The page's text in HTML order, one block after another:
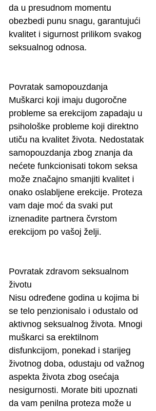
da u presudnom momentu
obezbedi punu snagu, garantujući
kvalitet i sigurnost prilikom svakog
seksualnog odnosa.
Povratak samopouzdanja
Muškarci koji imaju dugoročne
probleme sa erekcijom zapadaju u
psihološke probleme koji direktno
utiču na kvalitet života. Nedostatak
samopouzdanja zbog znanja da
nećete funkcionisati tokom seksa
može značajno smanjiti kvalitet i
onako oslabljene erekcije. Proteza
vam daje moć da svaki put
iznenadite partnera čvrstom
erekcijom po vašoj želji.
Povratak zdravom seksualnom
životu
Nisu određene godina u kojima bi
se telo penzionisalo i odustalo od
aktivnog seksualnog života. Mnogi
muškarci sa erektilnom
disfunkcijom, ponekad i starijeg
životnog doba, odustaju od važnog
aspekta života zbog osećaja
nesigurnosti. Morate biti upoznati
da vam penilna proteza može u